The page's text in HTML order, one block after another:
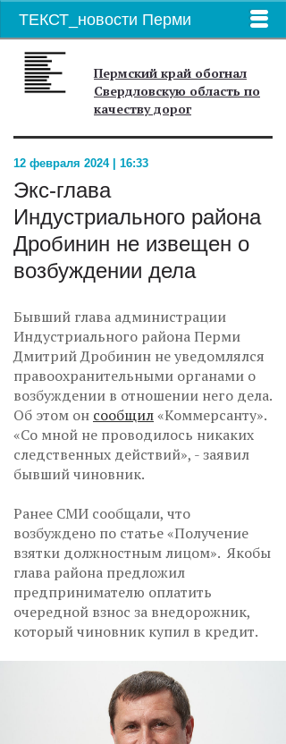
ТЕКСТ_новости Перми
Пермский край обогнал
Свердловскую область по
качеству дорог
12 февраля 2024 | 16:33
Экс-глава
Индустриального района
Дробинин не извещен о
возбуждении дела
Бывший глава администрации
Индустриального района Перми
Дмитрий Дробинин не уведомлялся
правоохранительными органами о
возбуждении в отношении него дела.
Об этом он сообщил«Коммерсанту».
«Со мной не проводилось никаких
следственных действий», - заявил
бывший чиновник.
Ранее СМИ сообщали, что
возбуждено по статье «Получение
взятки должностным лицом». Якобы
глава района предложил
предпринимателю оплатить
очередной взнос за внедорожник,
который чиновник купил в кредит.